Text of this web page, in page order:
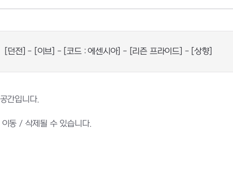
[던전] - [이브] - [코드 : 에센시아] - [리즌 프라이드] - [상향]
간입니다.
동 / 삭제될 수 있습니다.